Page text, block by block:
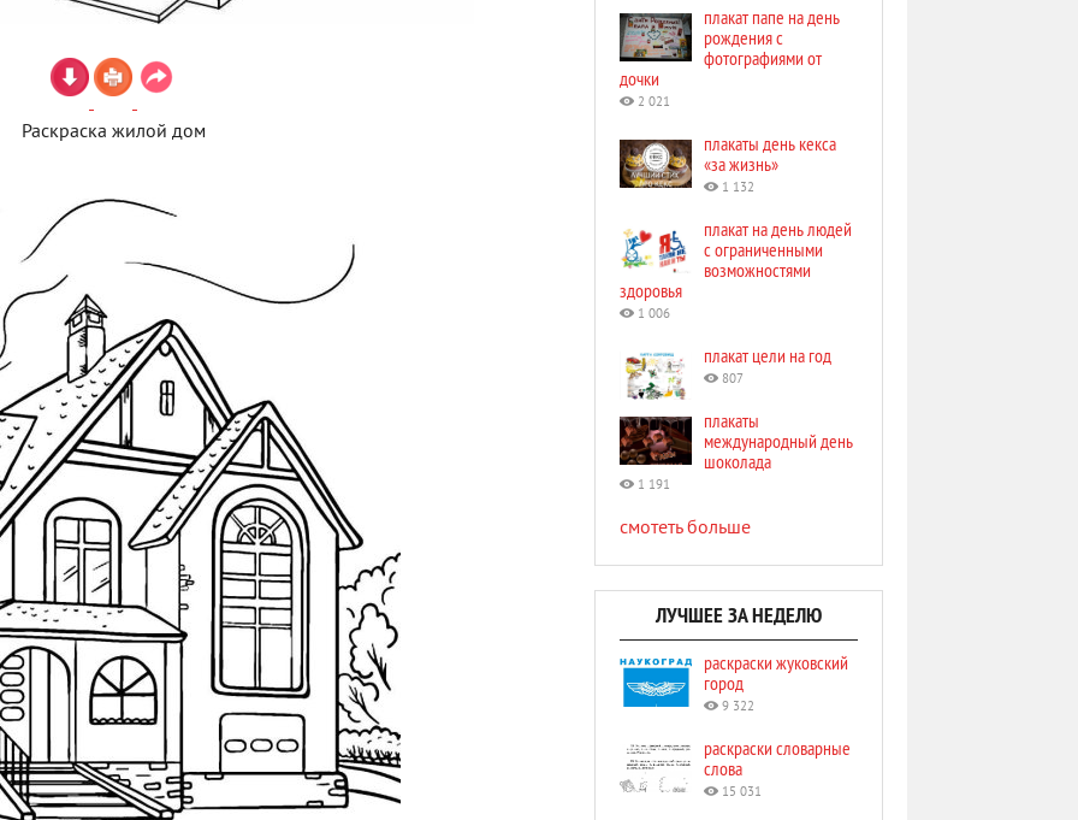
Раскраска жилой дом
плакат папе на день
рождения с
фотографиями от
дочки
2 021
плакаты день кекса
«за жизнь»
1 132
плакат на день людей
с ограниченными
возможностями
здоровья
1 006
плакат цели на год
807
плакаты
международный день
шоколада
1 191
смотеть больше
ЛУЧШЕЕ ЗА НЕДЕЛЮ
раскраски жуковский
город
9 322
раскраски словарные
слова
15 031